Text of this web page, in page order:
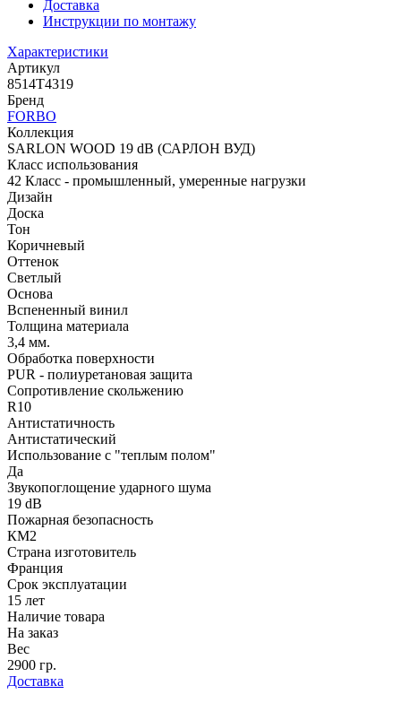
Доставка
Инструкции по монтажу
Характеристики
Артикул
8514T4319
Бренд
FORBO
Коллекция
SARLON WOOD 19 dB (САРЛОН ВУД)
Класс использования
42 Класс - промышленный, умеренные нагрузки
Дизайн
Доска
Тон
Коричневый
Оттенок
Светлый
Основа
Вспененный винил
Толщина материала
3,4 мм.
Обработка поверхности
PUR - полиуретановая защита
Сопротивление скольжению
R10
Антистатичность
Антистатический
Использование с "теплым полом"
Да
Звукопоглощение ударного шума
19 dB
Пожарная безопасность
КМ2
Страна изготовитель
Франция
Срок эксплуатации
15 лет
Наличие товара
На заказ
Вес
2900 гр.
Доставка